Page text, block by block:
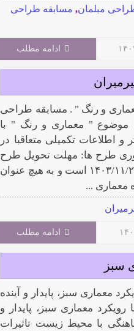
مبلمان, مسابقه طراحی
ادامه مطلب
و رنگ " . مسابقه طراحی
موضوع " معماری و رنگ " با
اطلاعات تکمیلی متعاقبا در
طرح ها: مهلت تحویل طرح
ها به دبیرخانه بنیاد حداکثر تا ساعت ۱۶:۰۰ روز شنبه ۱۴۰۳/۱۱/۲۷ است و به هیچ عنوان
معماری ...
ادامه مطلب
سبز
ﻣﻌﻤﺎرى ﺳﺒﺰ، ﭘﺎﯾﺪار و آﯾﻨﺪه
ﻣﻌﻤﺎرى ﺳﺒﺰ، ﭘﺎﯾﺪار و
ﺑﺎ ﻣﺤﯿﻂ زﯾﺴﺖ ﺗﺎﺛﯿﺮات